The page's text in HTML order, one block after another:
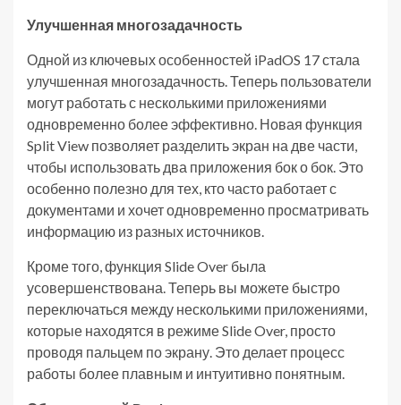
Улучшенная многозадачность
Одной из ключевых особенностей iPadOS 17 стала
улучшенная многозадачность. Теперь пользователи
могут работать с несколькими приложениями
одновременно более эффективно. Новая функция
Split View позволяет разделить экран на две части,
чтобы использовать два приложения бок о бок. Это
особенно полезно для тех, кто часто работает с
документами и хочет одновременно просматривать
информацию из разных источников.
Кроме того, функция Slide Over была
усовершенствована. Теперь вы можете быстро
переключаться между несколькими приложениями,
которые находятся в режиме Slide Over, просто
проводя пальцем по экрану. Это делает процесс
работы более плавным и интуитивно понятным.